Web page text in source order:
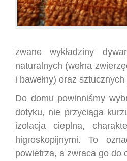
zwane wykładziny
naturalnych (wełna
i bawełny) oraz
Do domu powinniśmy
dotyku, nie przyciąga
izolacja cieplna,
higroskopijnymi. To
powietrza, a zwraca go do